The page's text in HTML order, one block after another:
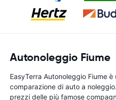
Autonoleggio Fiume
EasyTerra Autonoleggio Fiume
comparazione di auto a
prezzi delle più famose